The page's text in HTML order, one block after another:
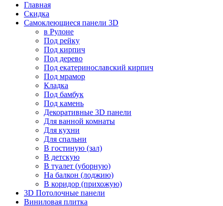
Главная
Скидка
Самоклеющиеся панели 3D
в Рулоне
Под рейку
Под кирпич
Под дерево
Под екатеринославский кирпич
Под мрамор
Кладка
Под бамбук
Под камень
Декоративные 3D панели
Для ванной комнаты
Для кухни
Для спальни
В гостиную (зал)
В детскую
В туалет (уборную)
На балкон (лоджию)
В коридор (прихожую)
3D Потолочные панели
Виниловая плитка